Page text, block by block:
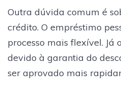
Outra dúvida comum é
crédito. O empréstimo
processo mais flexível. Já
devido à garantia do
ser aprovado mais